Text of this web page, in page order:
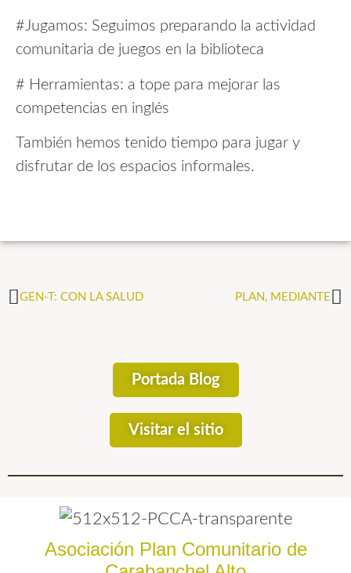
#Jugamos: Seguimos preparando la actividad
comunitaria de juegos en la biblioteca
# Herramientas: a tope para mejorar las
competencias en inglés
También hemos tenido tiempo para jugar y
disfrutar de los espacios informales.
GEN-T: CON LA SALUD PLAN, MEDIANTE
Portada Blog
Visitar el sitio
Asociación Plan Comunitario de